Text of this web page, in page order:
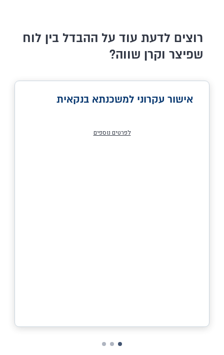
רוצים לדעת עוד על ההבדל בין לוח
שפיצר וקרן שווה?
אישור עקרוני למשכנתא בנקאית
לפרטים נוספים